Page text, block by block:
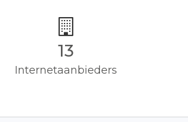
13
Internetaanbieders